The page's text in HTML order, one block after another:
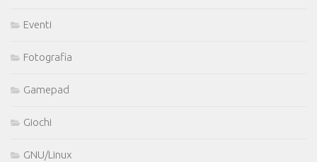
Eventi
Fotografia
Gamepad
Giochi
GNU/Linux